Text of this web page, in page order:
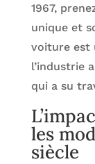
1967,
unique et
voiture est
l’industrie
qui a su
les
siècle